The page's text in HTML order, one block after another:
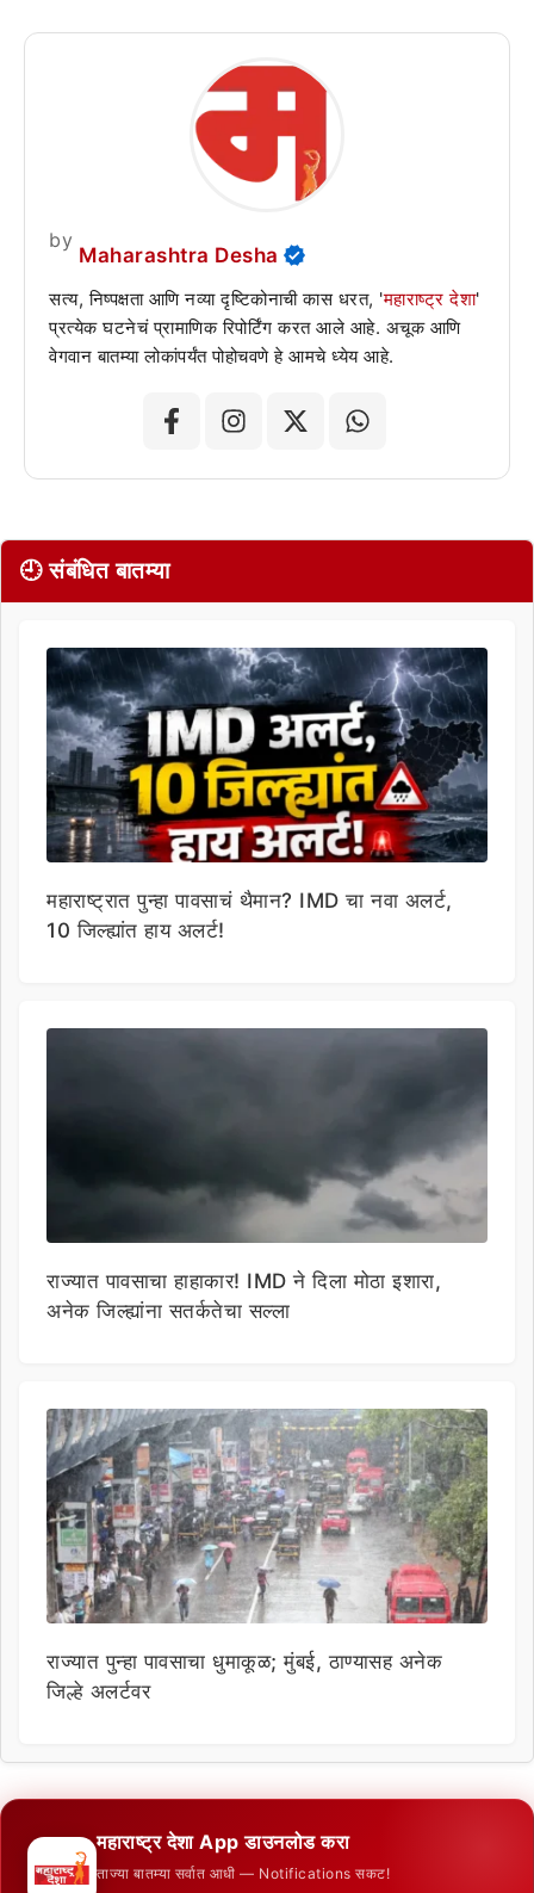
by
Maharashtra Desha
सत्य, निष्पक्षता आणि नव्या दृष्टिकोनाची कास धरत, 'महाराष्ट्र देशा'
प्रत्येक घटनेचं प्रामाणिक रिपोर्टिंग करत आले आहे. अचूक आणि
वेगवान बातम्या लोकांपर्यंत पोहोचवणे हे आमचे ध्येय आहे.
🕘 संबंधित बातम्या
महाराष्ट्रात पुन्हा पावसाचं थैमान? IMD चा नवा अलर्ट,
10 जिल्ह्यांत हाय अलर्ट!
राज्यात पावसाचा हाहाकार! IMD ने दिला मोठा इशारा,
अनेक जिल्ह्यांना सतर्कतेचा सल्ला
राज्यात पुन्हा पावसाचा धुमाकूळ; मुंबई, ठाण्यासह अनेक
जिल्हे अलर्टवर
महाराष्ट्र देशा App डाउनलोड करा
ताज्या बातम्या सर्वात आधी — Notifications सकट!